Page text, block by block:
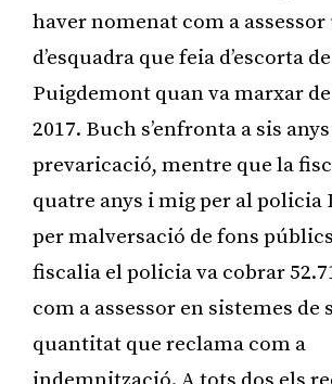
haver nomenat com a assessor
d’esquadra que feia d’escorta
Puigdemont quan va marxar
2017. Buch s’enfronta a sis
prevaricació, mentre que la
quatre anys i mig per al policia
per malversació de fons
fiscalia el policia va cobrar
com a assessor en sistemes de
quantitat que reclama com a